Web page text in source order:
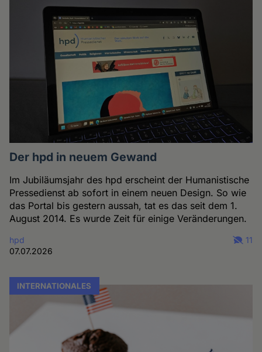
Der hpd in neuem Gewand
Im Jubiläumsjahr des hpd erscheint der Humanistische
Pressedienst ab sofort in einem neuen Design. So wie
das Portal bis gestern aussah, tat es das seit dem 1.
August 2014. Es wurde Zeit für einige Veränderungen.
hpd
07.07.2026
11
INTERNATIONALES